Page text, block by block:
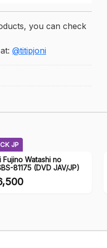
you can check
@titipjoni
JP
Fujino Watashi no
81175 (DVD JAV/JP)